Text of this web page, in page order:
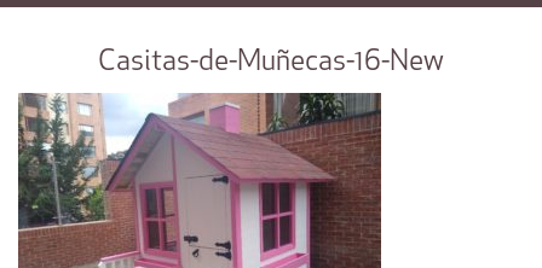
Casitas-de-Muñecas-16-New